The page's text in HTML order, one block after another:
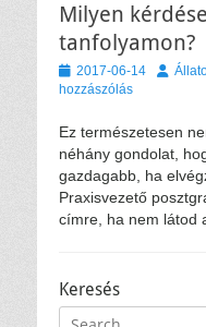
Milyen
tanfolyamon?
Közzétéve
2017-06-14 Szerző
hozzászólás
Ez természetesen
néhány gondolat,
gazdagabb, ha
Praxisvezető
címre, ha nem látod
Keresés
Keresés: